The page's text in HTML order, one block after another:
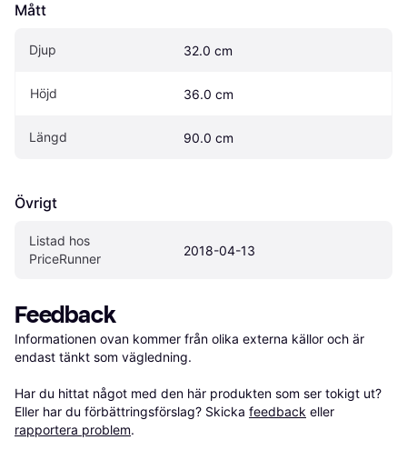
Mått
Djup 32.0 cm
Höjd 36.0 cm
Längd 90.0 cm
Övrigt
Listad hos
PriceRunner
2018-04-13
Feedback
Informationen ovan kommer från olika externa källor och är
endast tänkt som vägledning.
Har du hittat något med den här produkten som ser tokigt ut?
Eller har du förbättringsförslag? Skicka feedback eller
rapportera problem.